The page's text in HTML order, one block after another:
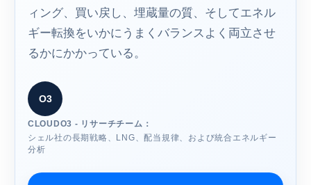
ィング、買い戻し、埋蔵量の質、そしてエネル
ギー転換をいかにうまくバランスよく両立させ
るかにかかっている。
O3
CLOUDO3 - リサーチチーム：
シェル社の長期戦略、LNG、配当規律、および統合エネルギー
分析